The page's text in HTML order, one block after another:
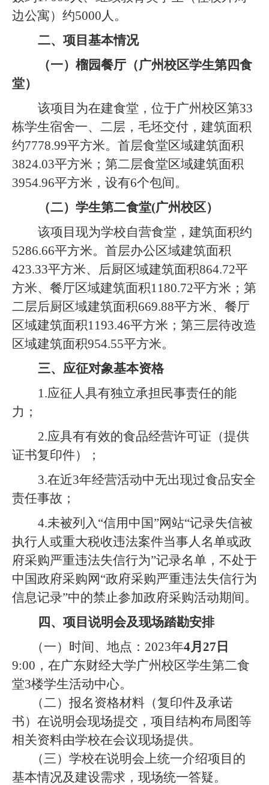
边公寓）约5000人。
二、项目基本情况
（一）榴园餐厅（广州校区学生第四食
堂）
该项目为在建食堂，位于广州校区第33
栋学生宿舍一、二层，毛坯交付，建筑面积
约7778.99平方米。首层食堂区域建筑面积
3824.03平方米；第二层食堂区域建筑面积
3954.96平方米，设有6个包间。
（二）学生第二食堂(广州校区）
该项目现为学校自营食堂，建筑面积约
5286.66平方米。首层办公区域建筑面积
423.33平方米、后厨区域建筑面积864.72平
方米、餐厅区域建筑面积1180.72平方米；第
二层后厨区域建筑面积669.88平方米、餐厅
区域建筑面积1193.46平方米；第三层待改造
区域建筑面积954.55平方米。
三、 应征对象基本资格
1.应征人具有独立承担民事责任的能
力；
2.应具有有效的食品经营许可证（提供
证书复印件）；
3.在近3年经营活动中无出现过食品安全
责任事故；
4.未被列入“信用中国”网站“记录失信被
执行人或重大税收违法案件当事人名单或政
府采购严重违法失信行为”记录名单，不处于
中国政府采购网“政府采购严重违法失信行为
信息记录”中的禁止参加政府采购活动期间。
四、 项目说明会及现场踏勘安排
（一）时间、地点： 2023年4月27日
9:00，在广东财经大学广州校区学生第二食
堂3楼学生活动中心。
（二）报名资格材料（复印件及承诺
书）在说明会现场提交，项目结构布局图等
相关资料由学校在会议现场提供。
（三）学校在说明会上统一介绍项目的
基本情况及建设需求，现场统一答疑。